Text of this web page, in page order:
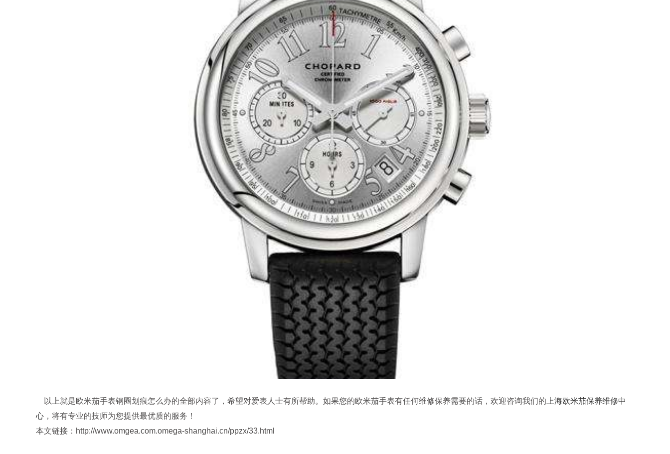
以上就是欧米茄手表钢圈划痕怎么办的全部内容了，希望对爱表人士有所帮助。如果您的欧米茄手表有任何维修保养需要的话，欢迎咨询我们的 上海欧米茄保养维修中
心 ，将有专业的技师为您提供最优质的服务！
本文链接：http://www.omgea.com.omega-shanghai.cn/ppzx/33.html